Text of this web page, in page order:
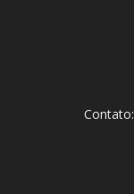
Contato: